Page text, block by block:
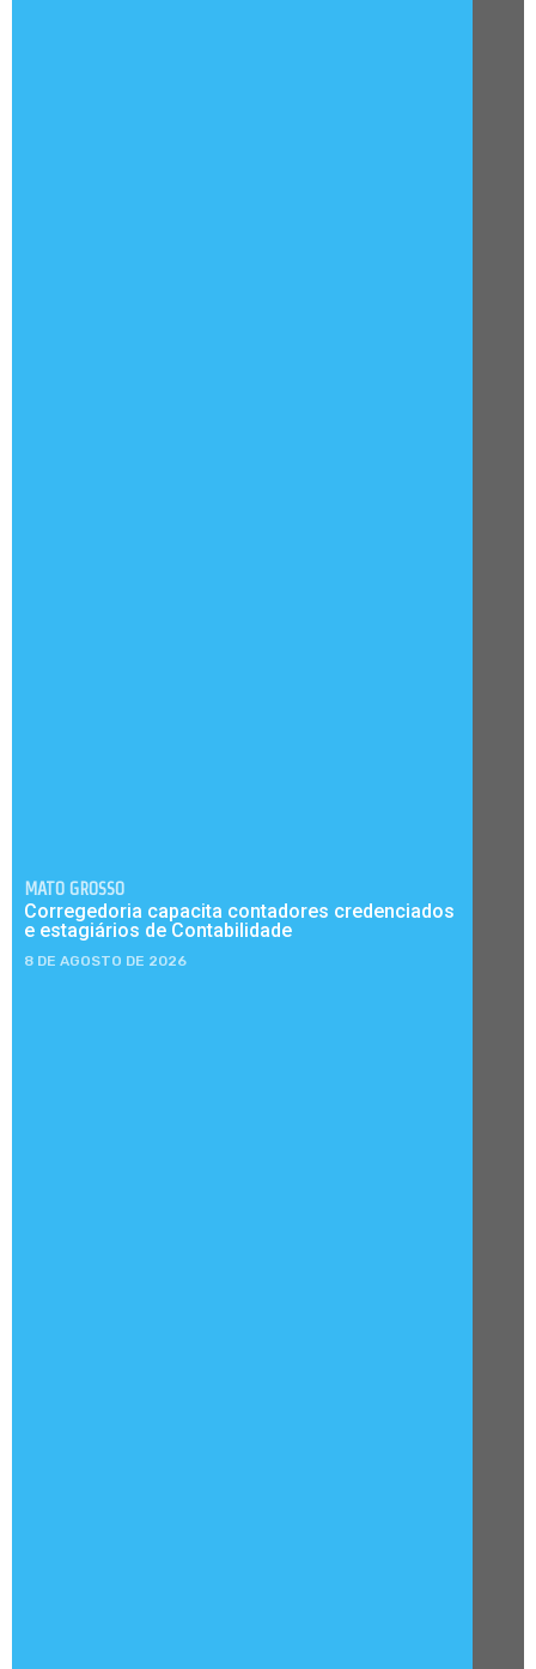
MATO GROSSO
Corregedoria capacita contadores credenciados
e estagiários de Contabilidade
8 DE AGOSTO DE 2026